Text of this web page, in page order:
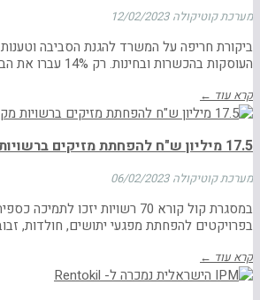
מערכת קוטיקולה 12/02/2023
ביקורת חריפה על המשרד להגנת הסביבה
העוסקות בהכשרות ובחינות. רק 14% עברו את הבחינה באיוד
קרא עוד ←
17.5 מיליון ש"ח להפחתת מזיקים ברשויות מקומיות
מערכת קוטיקולה 06/02/2023
בפרויקטים להפחתת מפגעי יתושים, חולדות,
קרא עוד ←